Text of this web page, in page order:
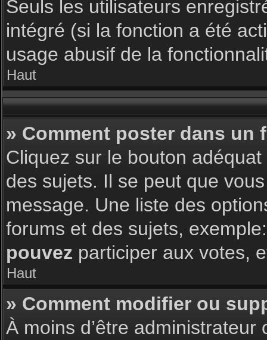
Seuls les utilisateurs
intégré (si la fonction a été
usage abusif de la
Haut
» Comment poster dans un
Cliquez sur le bouton
des sujets. Il se peut que
message. Une liste des
forums et des sujets,
pouvez participer aux votes,
Haut
» Comment modifier ou
À moins d’être